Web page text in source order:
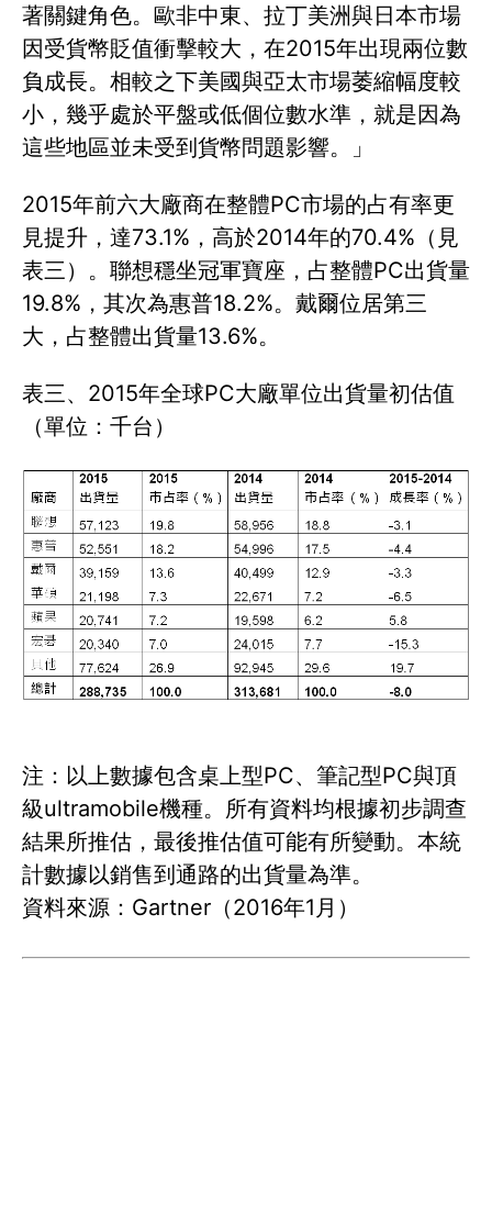
著關鍵角色。歐非中東、拉丁美洲與日本市場
因受貨幣貶值衝擊較大，在2015年出現兩位數
負成長。相較之下美國與亞太市場萎縮幅度較
小，幾乎處於平盤或低個位數水準，就是因為
這些地區並未受到貨幣問題影響。」
2015年前六大廠商在整體PC市場的占有率更
見提升，達73.1%，高於2014年的70.4%（見
表三）。聯想穩坐冠軍寶座，占整體PC出貨量
19.8%，其次為惠普18.2%。戴爾位居第三
大，占整體出貨量13.6%。
表三、2015年全球PC大廠單位出貨量初估值
（單位：千台）
注：以上數據包含桌上型PC、筆記型PC與頂
級ultramobile機種。所有資料均根據初步調查
結果所推估，最後推估值可能有所變動。本統
計數據以銷售到通路的出貨量為準。
資料來源：Gartner（2016年1月）